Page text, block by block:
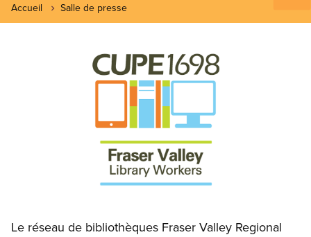
Accueil Salle de presse
Le réseau de bibliothèques Fraser Valley Regional